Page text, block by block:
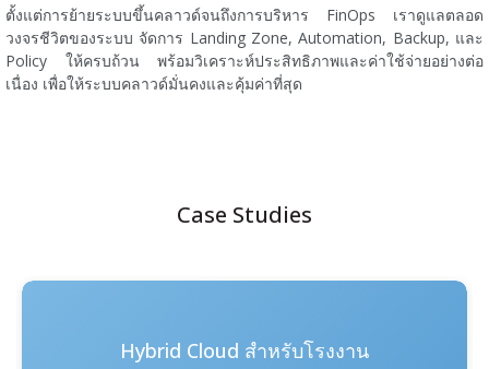
ตั้งแต่การย้ายระบบขึ้นคลาวด์จนถึงการบริหาร FinOps เราดูแลตลอด
วงจรชีวิตของระบบ จัดการ Landing Zone, Automation, Backup, และ
Policy ให้ครบถ้วน พร้อมวิเคราะห์ประสิทธิภาพและค่าใช้จ่ายอย่างต่อ
เนื่อง เพื่อให้ระบบคลาวด์มั่นคงและคุ้มค่าที่สุด
Case Studies
Hybrid Cloud สำหรับโรงงาน